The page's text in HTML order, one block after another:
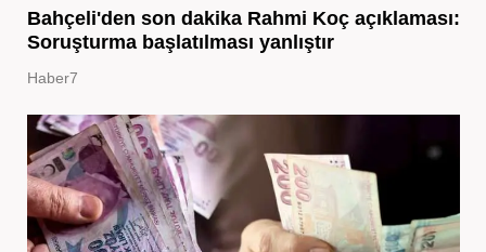
Bahçeli'den son dakika Rahmi Koç açıklaması:
Soruşturma başlatılması yanlıştır
Haber7